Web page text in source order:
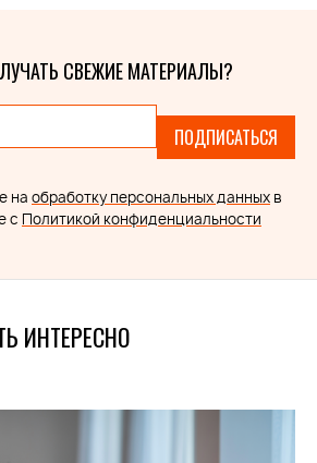
СВЕЖИЕ МАТЕРИАЛЫ?
ПОДПИСАТЬСЯ
на обработку персональных данных в
с Политикой конфиденциальности
ИНТЕРЕСНО